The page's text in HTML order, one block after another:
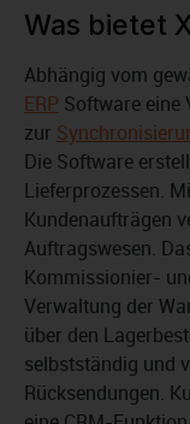
Was bietet
Abhängig vom
ERP Software eine
zur
Die Software
Lieferprozessen.
Kundenaufträgen
Auftragswesen.
Kommissionier-
Verwaltung der
über den
selbstständig und
Rücksendungen.